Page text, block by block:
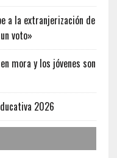
a la extranjerización de
voto»
mora y los jóvenes son
2026